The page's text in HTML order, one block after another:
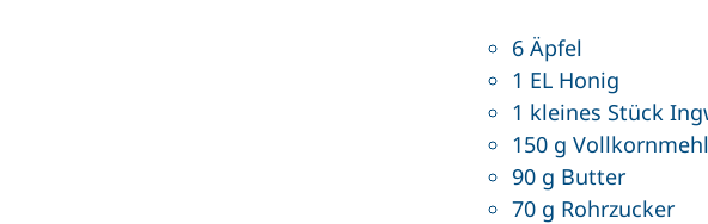
6 Äpfel
1 EL Honig
1 kleines Stück
150 g Vollkornmehl
90 g Butter
70 g Rohrzucker